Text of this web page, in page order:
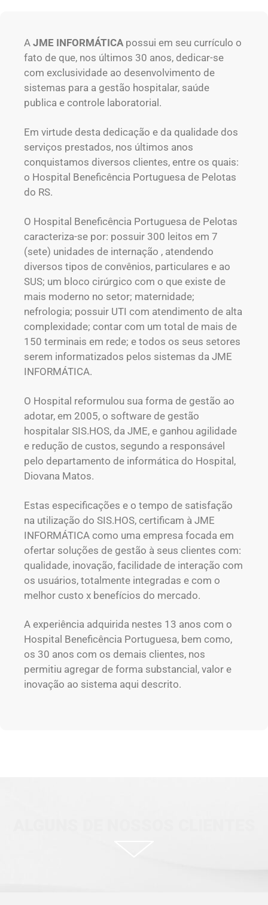
A JME INFORMÁTICApossui em seu currículo o
fato de que, nos últimos 30 anos, dedicar-se
com exclusividade ao desenvolvimento de
sistemas para a gestão hospitalar, saúde
publica e controle laboratorial.
Em virtude desta dedicação e da qualidade dos
serviços prestados, nos últimos anos
conquistamos diversos clientes, entre os quais:
o Hospital Beneficência Portuguesa de Pelotas
do RS.
O Hospital Beneficência Portuguesa de Pelotas
caracteriza-se por: possuir 300 leitos em 7
(sete) unidades de internação , atendendo
diversos tipos de convênios, particulares e ao
SUS; um bloco cirúrgico com o que existe de
mais moderno no setor; maternidade;
nefrologia; possuir UTI com atendimento de alta
complexidade; contar com um total de mais de
150 terminais em rede; e todos os seus setores
serem informatizados pelos sistemas da JME
INFORMÁTICA.
O Hospital reformulou sua forma de gestão ao
adotar, em 2005, o software de gestão
hospitalar SIS.HOS, da JME, e ganhou agilidade
e redução de custos, segundo a responsável
pelo departamento de informática do Hospital,
Diovana Matos.
Estas especificações e o tempo de satisfação
na utilização do SIS.HOS, certificam à JME
INFORMÁTICA como uma empresa focada em
ofertar soluções de gestão à seus clientes com:
qualidade, inovação, facilidade de interação com
os usuários, totalmente integradas e com o
melhor custo x benefícios do mercado.
A experiência adquirida nestes 13 anos com o
Hospital Beneficência Portuguesa, bem como,
os 30 anos com os demais clientes, nos
permitiu agregar de forma substancial, valor e
inovação ao sistema aqui descrito.